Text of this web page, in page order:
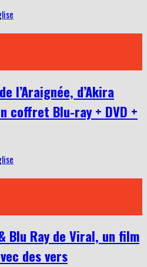
l’Araignée, d’Akira
coffret Blu-ray + DVD +
Blu Ray de Viral, un film
des vers